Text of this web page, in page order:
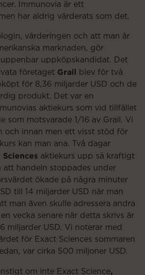
Immunovia är ett
har aldrig värderats som det.
värderingen och att man är
marknaden, gör
uppenbar uppköpskandidat. Det
företaget Grail blev för två
för 8,36 miljarder USD och de
produkt. Det var en
aktiekurs som vid tillfället
som motsvarade 1/16 av Grail. Vi
och innan men ett visst stöd för
kan man ana. Två dagar
Sciences aktiekurs upp så kraftigt
att handeln stoppades under
ökade på några minuter
till 14 miljarder USD när man
man även skulle adressera andra
vecka senare när detta skrivs är
miljarder USD. Vi noterar med
för Exact Sciences sommaren
var cirka 500 miljoner USD.
om inte Exact Science,